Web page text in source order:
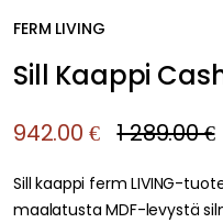
FERM LIVING
Sill Kaappi
942.00 € 1 289.00 €
Sill kaappi ferm LIVING-
maalatusta MDF-levystä